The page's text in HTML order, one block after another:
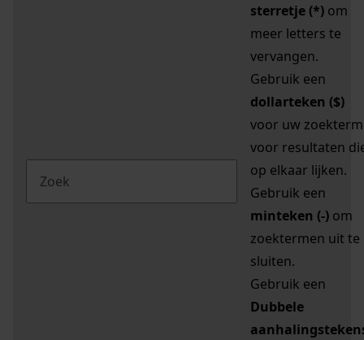
sterretje (*) om
meer letters te
vervangen.
Gebruik een
dollarteken ($)
voor uw zoekterm
voor resultaten
op elkaar lijken.
Gebruik een
minteken (-) om
zoektermen uit te
sluiten.
Gebruik een
Dubbele